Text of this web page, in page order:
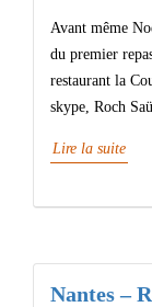
Avant même
du premier
restaurant la
skype, Roch
Lire la suite
Nantes –